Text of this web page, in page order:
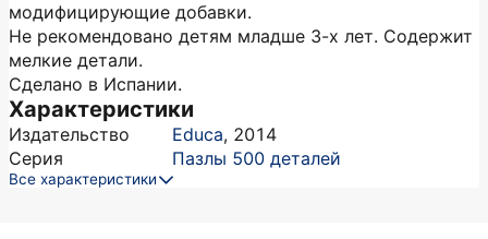
модифицирующие добавки.
Не рекомендовано детям младше 3-х лет. Содержит
мелкие детали.
Сделано в Испании.
Характеристики
Издательство Educa, 2014
Серия
Пазлы 500 деталей
Все характеристики